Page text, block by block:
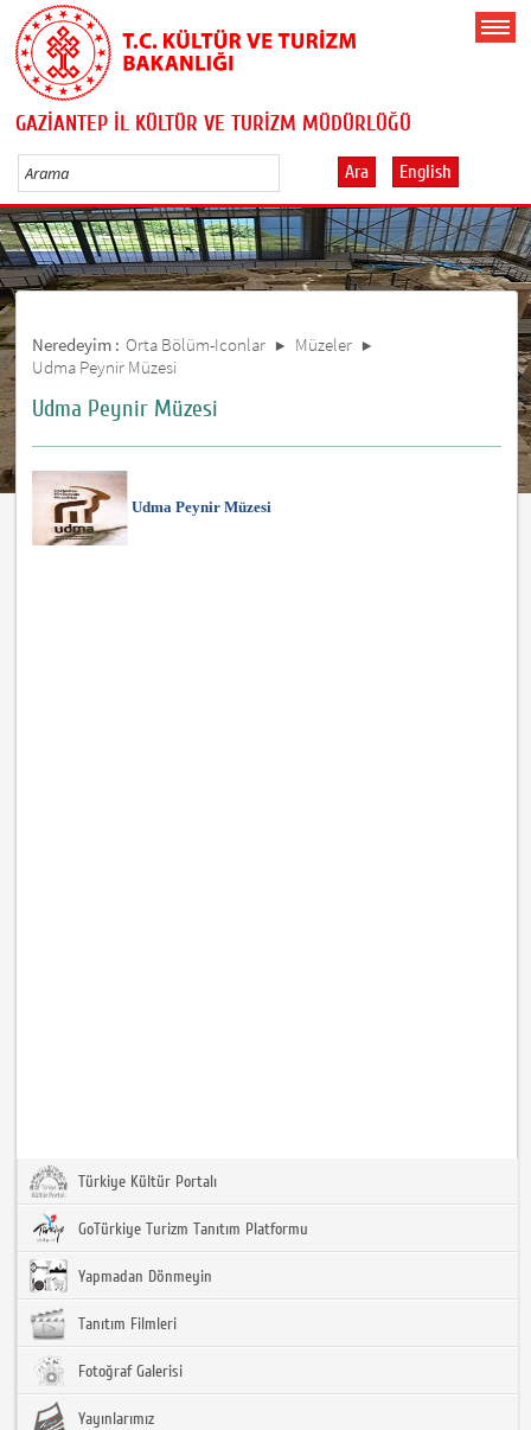
GAZİANTEP İL KÜLTÜR VE TURİZM MÜDÜRLÜĞÜ
Ara English
Neredeyim : Orta Bölüm-Iconlar
Müzeler
Udma Peynir Müzesi
Udma Peynir Müzesi
Udma Peynir Müzesi
Türkiye Kültür Portalı
GoTürkiye Turizm Tanıtım Platformu
Yapmadan Dönmeyin
Tanıtım Filmleri
Fotoğraf Galerisi
Yayınlarımız